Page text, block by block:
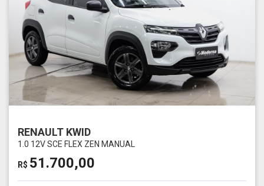
RENAULT KWID
1.0 12V SCE FLEX ZEN MANUAL
R$ 51.700,00